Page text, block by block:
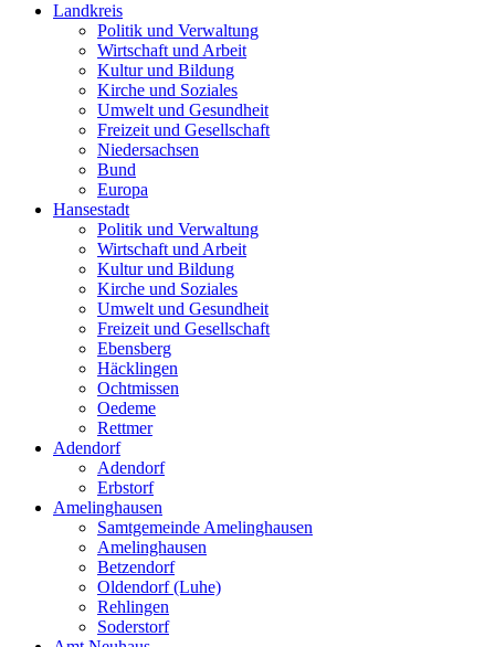
Landkreis
Politik und Verwaltung
Wirtschaft und Arbeit
Kultur und Bildung
Kirche und Soziales
Umwelt und Gesundheit
Freizeit und Gesellschaft
Niedersachsen
Bund
Europa
Hansestadt
Politik und Verwaltung
Wirtschaft und Arbeit
Kultur und Bildung
Kirche und Soziales
Umwelt und Gesundheit
Freizeit und Gesellschaft
Ebensberg
Häcklingen
Ochtmissen
Oedeme
Rettmer
Adendorf
Adendorf
Erbstorf
Amelinghausen
Samtgemeinde Amelinghausen
Amelinghausen
Betzendorf
Oldendorf (Luhe)
Rehlingen
Soderstorf